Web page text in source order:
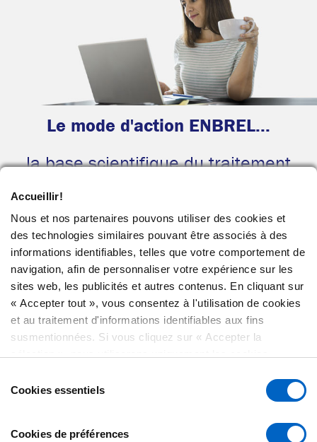
Accueillir!
Nous et nos partenaires pouvons utiliser des cookies et
des technologies similaires pouvant être associés à des
informations identifiables, telles que votre comportement de
navigation, afin de personnaliser votre expérience sur les
sites web, les publicités et autres contenus. En cliquant sur
« Accepter tout », vous consentez à l'utilisation de cookies
et au traitement d'informations identifiables aux fins
susmentionnées. Si vous cliquez sur « Accepter la
modifier ou retirer votre consentement en cliquant sur
duCookies essentiels
Cookies de préférences
Le mode d'action ENBREL...
la base scientifique du traitement
ENBRELMDest une marque de commerce détenue ou utilisée sous
est une marque déposée détenue ou utilisée sous
licence par Amgen Inc.